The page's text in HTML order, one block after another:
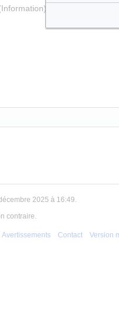
Information)
2025 à 16:49.
contraire.
Avertissements Contact Version